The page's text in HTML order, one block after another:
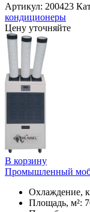
Артикул: 200423
кондиционеры
Цену уточняйте
В корзину
Промышленный
Охлаждение,
Площадь, м²: